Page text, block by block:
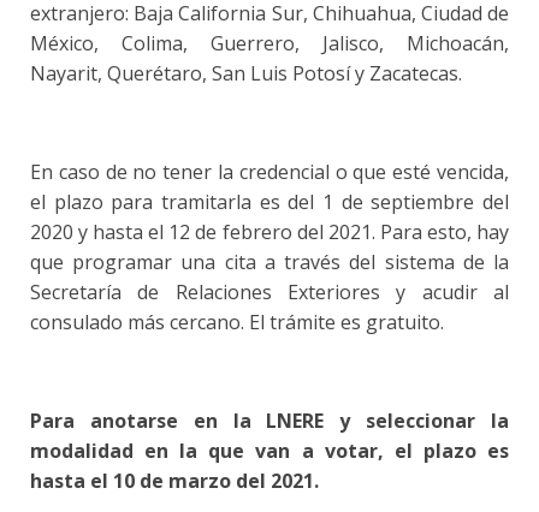
extranjero: Baja California Sur, Chihuahua, Ciudad de
México, Colima, Guerrero, Jalisco, Michoacán,
Nayarit, Querétaro, San Luis Potosí y Zacatecas.
En caso de no tener la credencial o que esté vencida,
el plazo para tramitarla es del 1 de septiembre del
2020 y hasta el 12 de febrero del 2021. Para esto, hay
que programar una cita a través del sistema de la
Secretaría de Relaciones Exteriores y acudir al
consulado más cercano. El trámite es gratuito.
Para anotarse en la LNERE y seleccionar la
modalidad en la que van a votar, el plazo es
hasta el 10 de marzo del 2021.